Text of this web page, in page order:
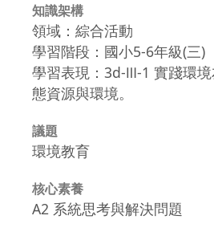
知識架構
領域：綜合活動
學習階段：國小5-6年級(三)
學習表現：3d-Ⅲ-1 實踐環
態資源與環境。
議題
環境教育
核心素養
A2 系統思考與解決問題